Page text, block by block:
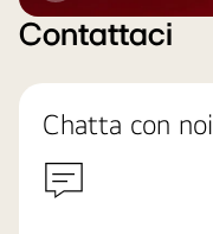
Contattaci
Chatta con noi